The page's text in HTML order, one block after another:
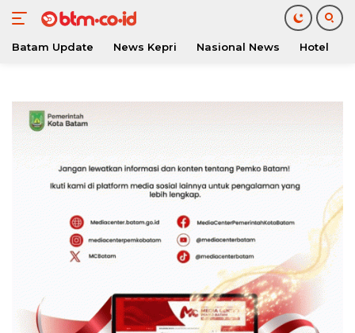
konten
Batam Update News Kepri Nasional News Hotel